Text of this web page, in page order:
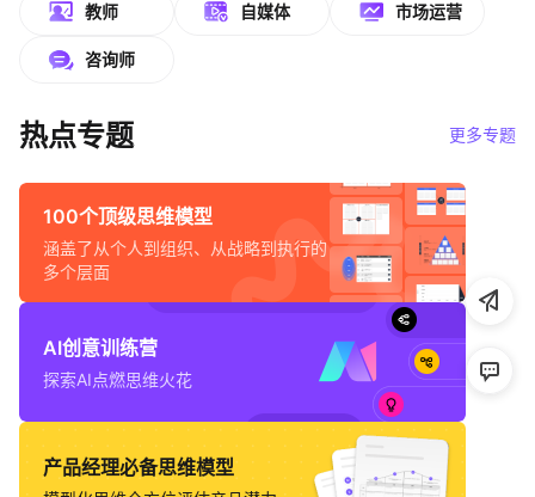
知识分享社区
教师 自媒体 市场运营
咨询师
热点专题 更多专题
100个顶级思维模型
涵盖了从个人到组织、从战略到执行的
多个层面
AI创意训练营
探索AI点燃思维火花
产品经理必备思维模型